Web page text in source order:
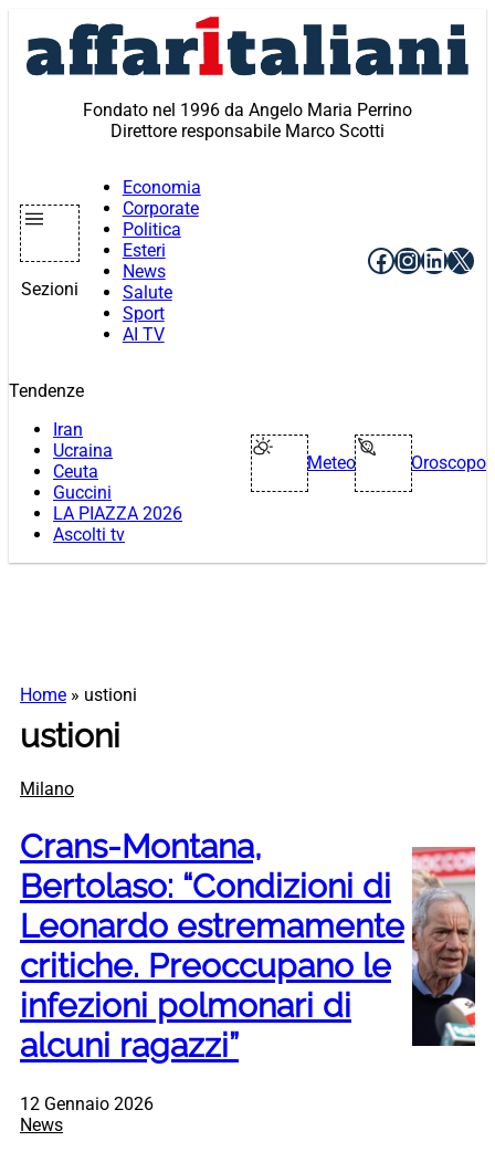
contenuto
Fondato nel 1996 da Angelo Maria Perrino
Direttore responsabile Marco Scotti
Sezioni
Economia
Corporate
Politica
Esteri
News
Salute
Sport
AI TV
Facebook
X
Tendenze
Iran
Ucraina
Ceuta
Guccini
LA PIAZZA 2026
Ascolti tv
Meteo Oroscopo
Home » ustioni
ustioni
Milano
Crans-Montana,
Bertolaso: “Condizioni di
Leonardo estremamente
critiche. Preoccupano le
infezioni polmonari di
alcuni ragazzi”
12 Gennaio 2026
News